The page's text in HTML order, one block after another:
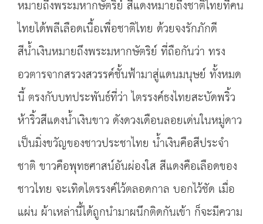
หมายถึงพระมหากษัตริย์ สีแดงหมายถึงชาติไทยที่คน
ไทยได้พลีเลือดเนื้อเพื่อชาติไทย ด้วยจงรักภักดี
สีน้ำเงินหมายถึงพระมหากษัตริย์ ที่ถือกันว่า ทรง
อวตารจากสรวงสวรรค์ชั้นฟ้ามาสู่แดนมนุษย์ ทั้งหมด
นี้ ตรงกับบทประพันธ์ที่ว่า ไตรรงค์ธงไทยสะบัดพริ้ว
ห้าริ้วสีแดงน้ำเงินขาว ดังดวงเดือนลอยเด่นในหมู่ดาว
เป็นมิ่งขวัญของชาวประชาไทย น้ำเงินคือสีประจำ
ชาติ ขาวคือพุทธศาสน์อันผ่องใส สีแดงคือเลือดของ
ชาวไทย จะเทิดไตรรงค์ไว้ตลอดกาล บอกไว้ชัด เมื่อ
แผ่น ผ้าเหล่านี้ได้ถูกนำมาผนึกติดกันเข้า ก็จะมีความ